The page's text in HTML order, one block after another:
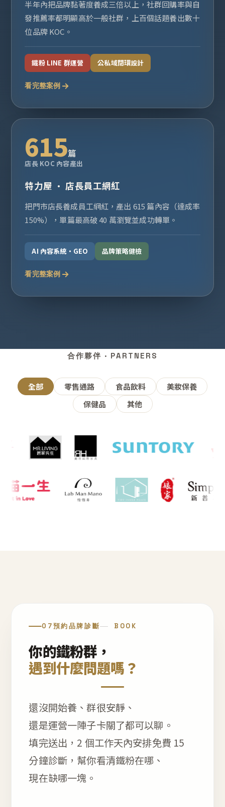
半年內把品牌黏著度養成三倍以上，社群回購率與自
發推薦率都明顯高於一般社群，上百個話題養出數十
位品牌 KOC。
鐵粉 LINE 群運營 公私域閉環設計
看完整案例
615篇
店長 KOC 內容產出
特力屋 · 店長員工網紅
把門市店長養成員工網紅，產出 615 篇內容（達成率
150%），單篇最高破 40 萬瀏覽並成功轉單。
AI 內容系統・GEO 品牌策略健檢
看完整案例
合作夥伴 · PARTNERS
全部 零售通路 食品飲料
美妝保養
保健品
其他
07預約品牌診斷 BOOK
你的鐵粉群，
遇到什麼問題嗎？
還沒開始養、群很安靜、
還是運營一陣子卡關了都可以聊。
填完送出，2 個工作天內安排免費 15
分鐘診斷，幫你看清鐵粉在哪、
現在缺哪一塊。